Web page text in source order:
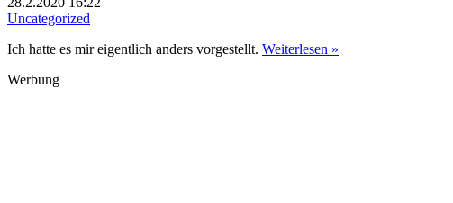
Uncategorized
Ich hatte es mir eigentlich anders vorgestellt. Weiterlesen »
Werbung